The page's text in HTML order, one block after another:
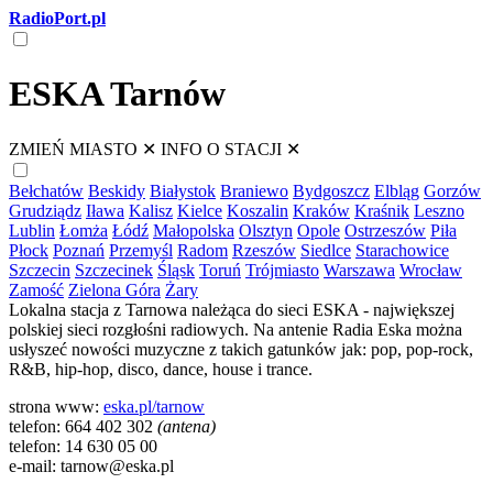
RadioPort.pl
ESKA Tarnów
ZMIEŃ MIASTO ✕ INFO O STACJI ✕
Bełchatów Beskidy Białystok Braniewo Bydgoszcz Elbląg Gorzów
Grudziądz Iława Kalisz Kielce Koszalin Kraków Kraśnik Leszno
Lublin Łomża Łódź Małopolska Olsztyn Opole Ostrzeszów Piła
Płock Poznań Przemyśl Radom Rzeszów Siedlce Starachowice
Szczecin Szczecinek Śląsk Toruń Trójmiasto Warszawa Wrocław
Zamość Zielona Góra Żary
Lokalna stacja z Tarnowa należąca do sieci ESKA - największej
polskiej sieci rozgłośni radiowych. Na antenie Radia Eska można
usłyszeć nowości muzyczne z takich gatunków jak: pop, pop-rock,
R&B, hip-hop, disco, dance, house i trance.
strona www: eska.pl/tarnow
telefon: 664 402 302 (antena)
telefon: 14 630 05 00
e-mail: tarnow@eska.pl